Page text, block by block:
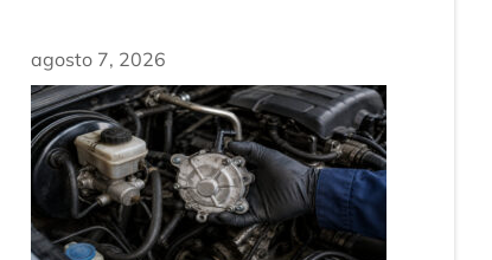
agosto 7, 2026